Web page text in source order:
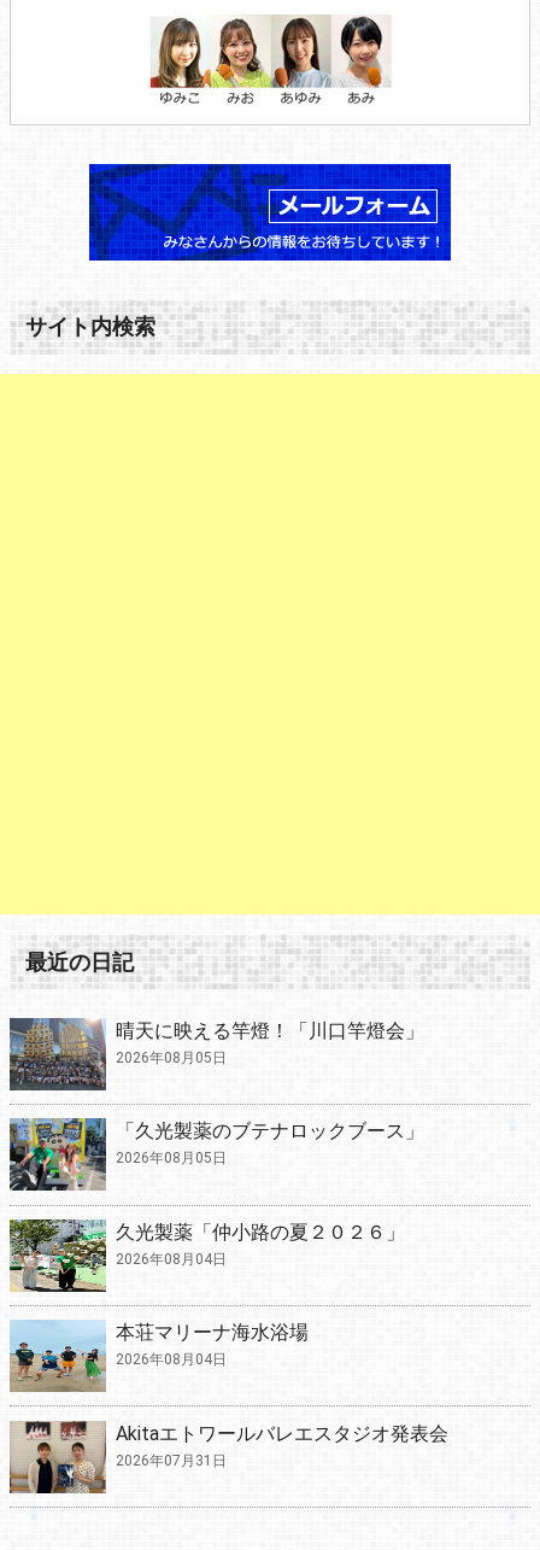
サイト内検索
最近の日記
晴天に映える竿燈！「川口竿燈会」
2026年08月05日
「久光製薬のブテナロックブース」
2026年08月05日
久光製薬「仲小路の夏２０２６」
2026年08月04日
本荘マリーナ海水浴場
2026年08月04日
Akitaエトワールバレエスタジオ発表会
2026年07月31日